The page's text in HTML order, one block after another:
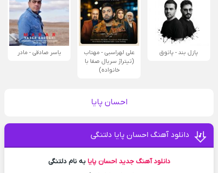
پازل بند - پاتوق
علی لهراسبی - مهتاب
(تیتراژ سریال صفا با
خانواده)
یاسر صادقی - مادر
احسان پایا
دانلود آهنگ احسان پایا دلتنگی
دانلود آهنگ جدید احسان پایا به نام دلتنگی